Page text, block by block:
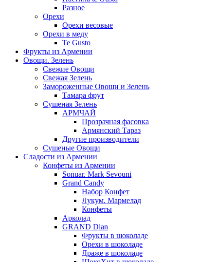
Разное
Орехи
Орехи весовые
Орехи в меду
Te Gusto
Фрукты из Армении
Овощи. Зелень
Свежие Овощи
Свежая Зелень
Замороженные Овощи и Зелень
Тамара фрут
Сушеная Зелень
АРМЧАЙ
Прозрачная фасовка
Армянский Тараз
Другие производители
Сушеные Овощи
Сладости из Армении
Конфеты из Армении
Sonuar. Mark Sevouni
Grand Candy
Набор Конфет
Лукум. Мармелад
Конфеты
Арколад
GRAND Dian
Фрукты в шоколаде
Орехи в шоколаде
Драже в шоколаде